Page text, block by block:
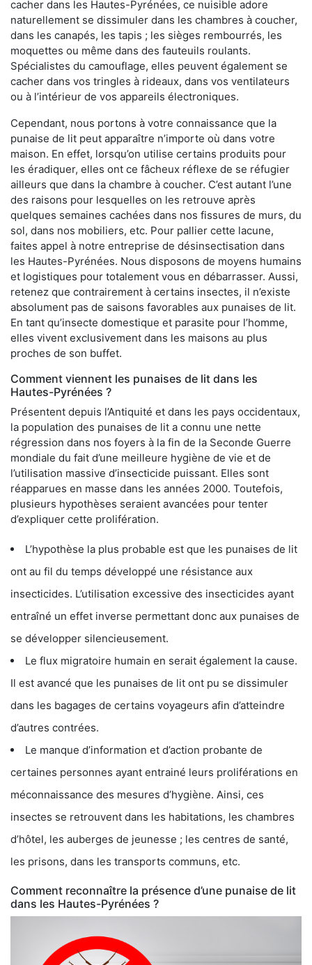
cacher dans les Hautes-Pyrénées, ce nuisible adore
naturellement se dissimuler dans les chambres à coucher,
dans les canapés, les tapis ; les sièges rembourrés, les
moquettes ou même dans des fauteuils roulants.
Spécialistes du camouflage, elles peuvent également se
cacher dans vos tringles à rideaux, dans vos ventilateurs
ou à l’intérieur de vos appareils électroniques.
Cependant, nous portons à votre connaissance que la
punaise de lit peut apparaître n’importe où dans votre
maison. En effet, lorsqu’on utilise certains produits pour
les éradiquer, elles ont ce fâcheux réflexe de se réfugier
ailleurs que dans la chambre à coucher. C’est autant l’une
des raisons pour lesquelles on les retrouve après
quelques semaines cachées dans nos fissures de murs, du
sol, dans nos mobiliers, etc. Pour pallier cette lacune,
faites appel à notre entreprise de désinsectisation dans
les Hautes-Pyrénées. Nous disposons de moyens humains
et logistiques pour totalement vous en débarrasser. Aussi,
retenez que contrairement à certains insectes, il n’existe
absolument pas de saisons favorables aux punaises de lit.
En tant qu’insecte domestique et parasite pour l’homme,
elles vivent exclusivement dans les maisons au plus
proches de son buffet.
Comment viennent les punaises de lit dans les
Hautes-Pyrénées ?
Présentent depuis l’Antiquité et dans les pays occidentaux,
la population des punaises de lit a connu une nette
régression dans nos foyers à la fin de la Seconde Guerre
mondiale du fait d’une meilleure hygiène de vie et de
l’utilisation massive d’insecticide puissant. Elles sont
réapparues en masse dans les années 2000. Toutefois,
plusieurs hypothèses seraient avancées pour tenter
d’expliquer cette prolifération.
L’hypothèse la plus probable est que les punaises de lit
ont au fil du temps développé une résistance aux
insecticides. L’utilisation excessive des insecticides ayant
entraîné un effet inverse permettant donc aux punaises de
se développer silencieusement.
Le flux migratoire humain en serait également la cause.
Il est avancé que les punaises de lit ont pu se dissimuler
dans les bagages de certains voyageurs afin d’atteindre
d’autres contrées.
Le manque d’information et d’action probante de
certaines personnes ayant entrainé leurs proliférations en
méconnaissance des mesures d’hygiène. Ainsi, ces
insectes se retrouvent dans les habitations, les chambres
d’hôtel, les auberges de jeunesse ; les centres de santé,
les prisons, dans les transports communs, etc.
Comment reconnaître la présence d’une punaise de lit
dans les Hautes-Pyrénées ?